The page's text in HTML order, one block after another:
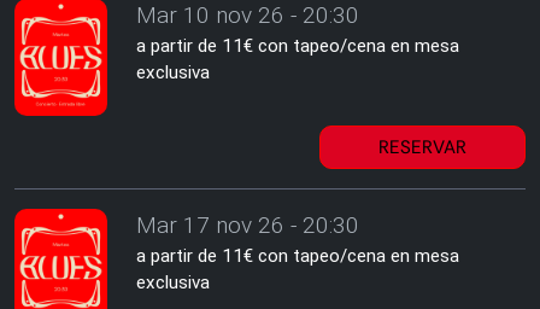
Mar 10 nov 26 - 20:30
a partir de 11€ con tapeo/cena en mesa
exclusiva
RESERVAR
Mar 17 nov 26 - 20:30
a partir de 11€ con tapeo/cena en mesa
exclusiva